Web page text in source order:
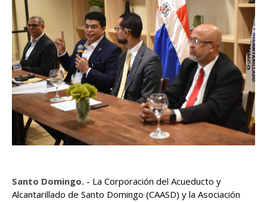
Santo Domingo. - La Corporación del Acueducto y
Alcantarillado de Santo Domingo (CAASD) y la Asociación